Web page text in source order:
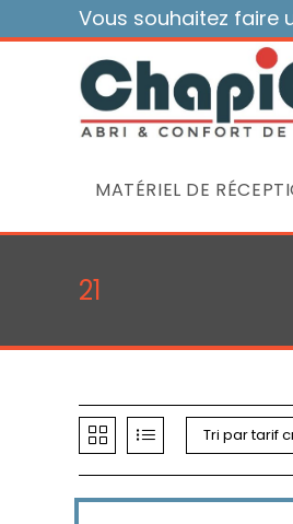
to
Vous souhaitez faire
MATÉRIEL DE
21
Tri par tarif